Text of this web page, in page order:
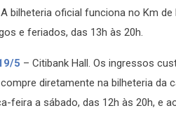
bilheteria oficial funciona no Km
e feriados, das 13h às 20h.
5 – Citibank Hall. Os ingressos
diretamente na bilheteria
feira a sábado, das 12h às 20h, e